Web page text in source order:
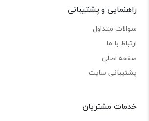
راهنمایی و پشتیبانی
سوالات متداول
ارتباط با ما
صفحه اصلی
پشتیبانی سایت
خدمات مشتریان